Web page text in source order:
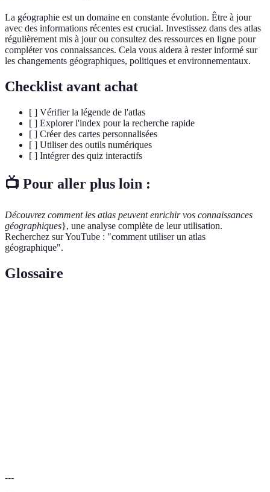
La géographie est un domaine en constante évolution. Être à jour
avec des informations récentes est crucial. Investissez dans des atlas
régulièrement mis à jour ou consultez des ressources en ligne pour
compléter vos connaissances. Cela vous aidera à rester informé sur
les changements géographiques, politiques et environnementaux.
Checklist avant achat
[ ] Vérifier la légende de l'atlas
[ ] Explorer l'index pour la recherche rapide
[ ] Créer des cartes personnalisées
[ ] Utiliser des outils numériques
[ ] Intégrer des quiz interactifs
📺 Pour aller plus loin :
Découvrez comment les atlas peuvent enrichir vos connaissances
géographiques}, une analyse complète de leur utilisation.
Recherchez sur YouTube : "comment utiliser un atlas
géographique".
Glossaire
---